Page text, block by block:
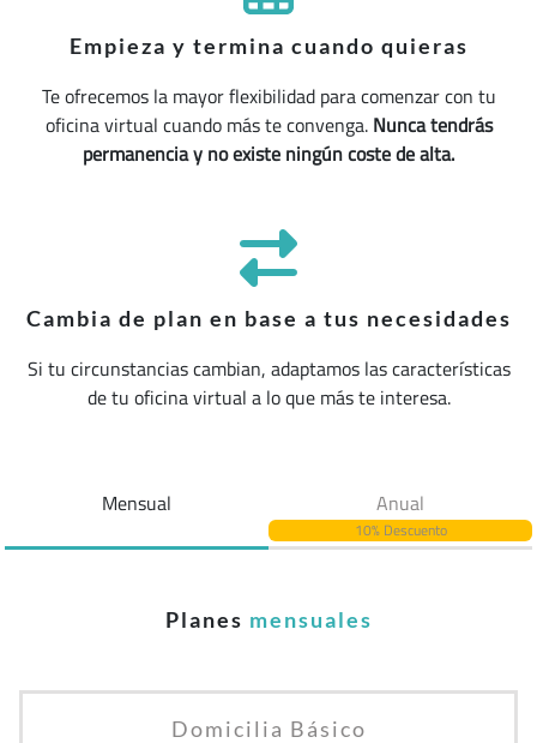
Empieza y termina cuando quieras
Te ofrecemos la mayor flexibilidad para comenzar con tu
oficina virtual cuando más te convenga.Nunca tendrás
permanencia y no existe ningún coste de alta.
Cambia de plan en base a tus necesidades
Si tu circunstancias cambian, adaptamos las características
de tu oficina virtual a lo que más te interesa.
Mensual Anual
10% Descuento
Planes mensuales
Domicilia Básico